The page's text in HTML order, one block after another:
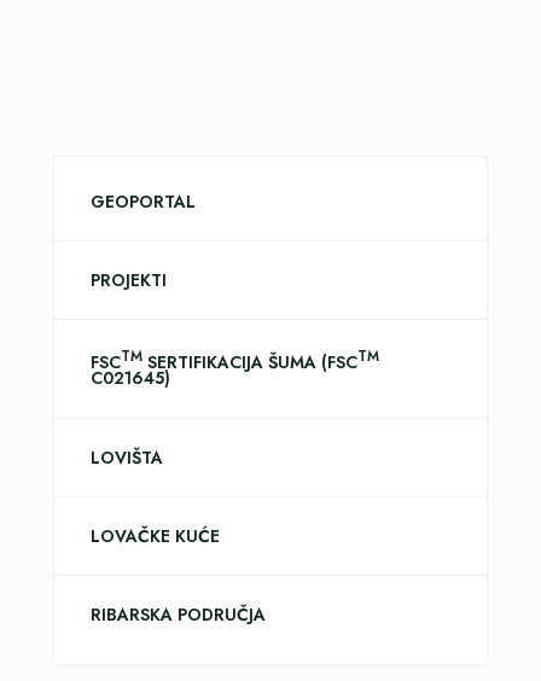
GEOPORTAL
PROJEKTI
FSCTM SERTIFIKACIJA ŠUMA (FSCTM
C021645)
LOVIŠTA
LOVAČKE KUĆE
RIBARSKA PODRUČJA